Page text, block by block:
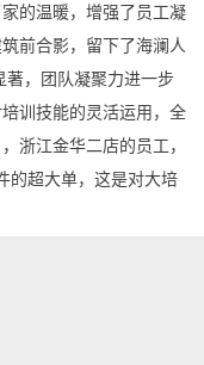
的温暖，增强了员工凝
前合影，留下了海澜人
著，团队凝聚力进一步
训技能的灵活运用，全
浙江金华二店的员工，
的超大单，这是对大培